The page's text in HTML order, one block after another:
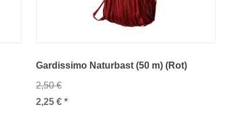
Gardissimo Naturbast (50 m) (Rot)
2,50 €
2,25 € *